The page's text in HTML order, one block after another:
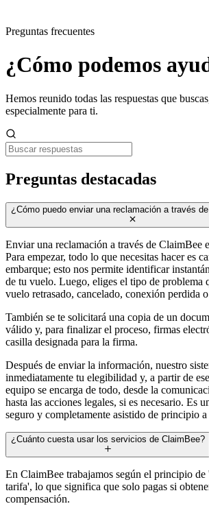
Preguntas frecuentes
¿Cómo podemos
Hemos reunido todas las respuestas que
especialmente para ti.
Preguntas destacadas
¿Cómo puedo enviar una reclamación a través
Enviar una reclamación a través de ClaimBee
Para empezar, todo lo que necesitas hacer es
embarque; esto nos permite identificar
de tu vuelo. Luego, eliges el tipo de problema
vuelo retrasado, cancelado, conexión perdida
También se te solicitará una copia de un
válido y, para finalizar el proceso, firmas
casilla designada para la firma.
Después de enviar la información, nuestro
inmediatamente tu elegibilidad y, a partir de
equipo se encarga de todo, desde la
hasta las acciones legales, si es necesario. Es
seguro y completamente asistido de principio
¿Cuánto cuesta usar los servicios de ClaimBee?
En ClaimBee trabajamos según el principio de
tarifa', lo que significa que solo pagas si
compensación.